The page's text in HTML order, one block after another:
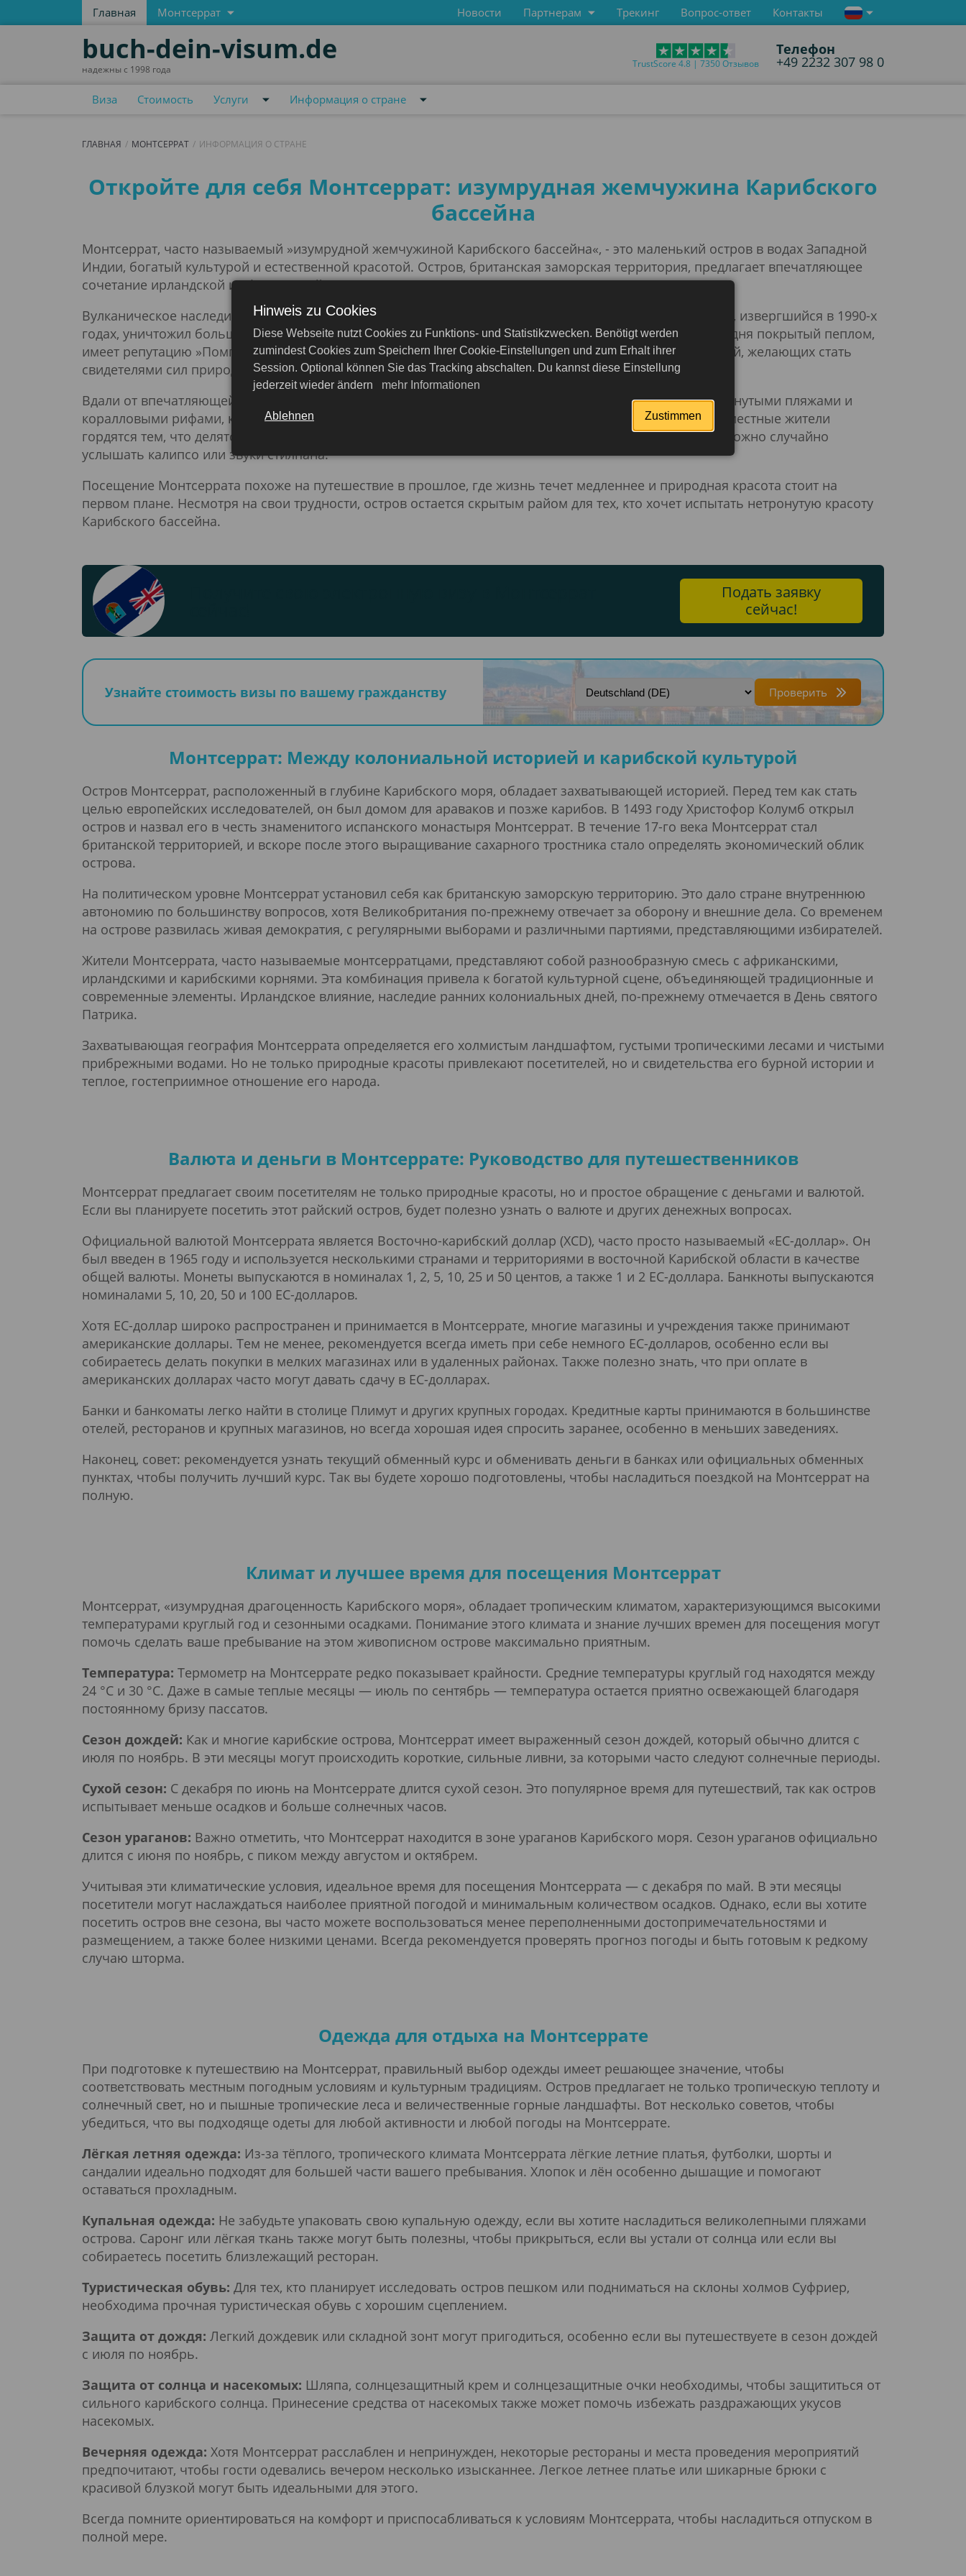
Главная Монтсеррат Новости Партнерам Трекинг Вопрос-ответ Контакты
buch-dein-visum.de
надежны с 1998 года TrustScore 4.8 | 7350 Отзывов
Телефон
+49 2232 307 98 0
Виза Стоимость Услуги Информация о стране
ГЛАВНАЯ МОНТСЕРРАТ ИНФОРМАЦИЯ О СТРАНЕ
Информация о стране
Откройте для себя Монтсеррат: изумрудная жемчужина Карибского
бассейна
Монтсеррат, часто называемый »изумрудной жемчужиной Карибского бассейна«, - это маленький остров в водах Западной
Индии, богатый культурой и естественной красотой. Остров, британская заморская территория, предлагает впечатляющее
сочетание ирландской и африканской культур, которое отражается в его музыке, танцах и праздниках.
Вулканическое наследие Монтсеррата - это как его корона, так и его проклятие. Вулкан Суфриер Хиллс, извергшийся в 1990-х
годах, уничтожил большую часть южного региона, включая бывшую столицу Плимут. Этот город, сегодня покрытый пеплом,
имеет репутацию »Помпеев Карибского бассейна« и предлагает впечатляющую кулису для посетителей, желающих стать
свидетелями сил природы.
Вдали от впечатляющей вулканической сцены Монтсеррат, однако, богат тропическими лесами, нетронутыми пляжами и
коралловыми рифами, которые предлагают множество видов водных видов спорта. Теплосердечные местные жители
гордятся тем, что делятся своей культурой и историей с посетителями, и не редкость, что на острове можно случайно
услышать калипсо или звуки стилпана.
Посещение Монтсеррата похоже на путешествие в прошлое, где жизнь течет медленнее и природная красота стоит на
первом плане. Несмотря на свои трудности, остров остается скрытым райом для тех, кто хочет испытать нетронутую красоту
Карибского бассейна.
Подать заявку
сейчас!
Узнайте стоимость визы по вашему гражданству Проверить
Монтсеррат: Между колониальной историей и карибской культурой
Остров Монтсеррат, расположенный в глубине Карибского моря, обладает захватывающей историей. Перед тем как стать
целью европейских исследователей, он был домом для араваков и позже карибов. В 1493 году Христофор Колумб открыл
остров и назвал его в честь знаменитого испанского монастыря Монтсеррат. В течение 17-го века Монтсеррат стал
британской территорией, и вскоре после этого выращивание сахарного тростника стало определять экономический облик
острова.
На политическом уровне Монтсеррат установил себя как британскую заморскую территорию. Это дало стране внутреннюю
автономию по большинству вопросов, хотя Великобритания по-прежнему отвечает за оборону и внешние дела. Со временем
на острове развилась живая демократия, с регулярными выборами и различными партиями, представляющими избирателей.
Жители Монтсеррата, часто называемые монтсерратцами, представляют собой разнообразную смесь с африканскими,
ирландскими и карибскими корнями. Эта комбинация привела к богатой культурной сцене, объединяющей традиционные и
современные элементы. Ирландское влияние, наследие ранних колониальных дней, по-прежнему отмечается в День святого
Патрика.
Захватывающая география Монтсеррата определяется его холмистым ландшафтом, густыми тропическими лесами и чистыми
прибрежными водами. Но не только природные красоты привлекают посетителей, но и свидетельства его бурной истории и
теплое, гостеприимное отношение его народа.
Валюта и деньги в Монтсеррате: Руководство для путешественников
Монтсеррат предлагает своим посетителям не только природные красоты, но и простое обращение с деньгами и валютой.
Если вы планируете посетить этот райский остров, будет полезно узнать о валюте и других денежных вопросах.
Официальной валютой Монтсеррата является Восточно-карибский доллар (XCD), часто просто называемый «EC-доллар». Он
был введен в 1965 году и используется несколькими странами и территориями в восточной Карибской области в качестве
общей валюты. Монеты выпускаются в номиналах 1, 2, 5, 10, 25 и 50 центов, а также 1 и 2 EC-доллара. Банкноты выпускаются
номиналами 5, 10, 20, 50 и 100 EC-долларов.
Хотя EC-доллар широко распространен и принимается в Монтсеррате, многие магазины и учреждения также принимают
американские доллары. Тем не менее, рекомендуется всегда иметь при себе немного EC-долларов, особенно если вы
собираетесь делать покупки в мелких магазинах или в удаленных районах. Также полезно знать, что при оплате в
американских долларах часто могут давать сдачу в EC-долларах.
Банки и банкоматы легко найти в столице Плимут и других крупных городах. Кредитные карты принимаются в большинстве
отелей, ресторанов и крупных магазинов, но всегда хорошая идея спросить заранее, особенно в меньших заведениях.
Наконец, совет: рекомендуется узнать текущий обменный курс и обменивать деньги в банках или официальных обменных
пунктах, чтобы получить лучший курс. Так вы будете хорошо подготовлены, чтобы насладиться поездкой на Монтсеррат на
полную.
Климат и лучшее время для посещения Монтсеррат
Монтсеррат, «изумрудная драгоценность Карибского моря», обладает тропическим климатом, характеризующимся высокими
температурами круглый год и сезонными осадками. Понимание этого климата и знание лучших времен для посещения могут
помочь сделать ваше пребывание на этом живописном острове максимально приятным.
Температура: Термометр на Монтсеррате редко показывает крайности. Средние температуры круглый год находятся между
24 °C и 30 °C. Даже в самые теплые месяцы — июль по сентябрь — температура остается приятно освежающей благодаря
постоянному бризу пассатов.
Сезон дождей: Как и многие карибские острова, Монтсеррат имеет выраженный сезон дождей, который обычно длится с
июля по ноябрь. В эти месяцы могут происходить короткие, сильные ливни, за которыми часто следуют солнечные периоды.
Сухой сезон: С декабря по июнь на Монтсеррате длится сухой сезон. Это популярное время для путешествий, так как остров
испытывает меньше осадков и больше солнечных часов.
Сезон ураганов: Важно отметить, что Монтсеррат находится в зоне ураганов Карибского моря. Сезон ураганов официально
длится с июня по ноябрь, с пиком между августом и октябрем.
Учитывая эти климатические условия, идеальное время для посещения Монтсеррата — с декабря по май. В эти месяцы
посетители могут наслаждаться наиболее приятной погодой и минимальным количеством осадков. Однако, если вы хотите
посетить остров вне сезона, вы часто можете воспользоваться менее переполненными достопримечательностями и
размещением, а также более низкими ценами. Всегда рекомендуется проверять прогноз погоды и быть готовым к редкому
случаю шторма.
Одежда для отдыха на Монтсеррате
При подготовке к путешествию на Монтсеррат, правильный выбор одежды имеет решающее значение, чтобы
соответствовать местным погодным условиям и культурным традициям. Остров предлагает не только тропическую теплоту и
солнечный свет, но и пышные тропические леса и величественные горные ландшафты. Вот несколько советов, чтобы
убедиться, что вы подходяще одеты для любой активности и любой погоды на Монтсеррате.
Лёгкая летняя одежда: Из-за тёплого, тропического климата Монтсеррата лёгкие летние платья, футболки, шорты и
сандалии идеально подходят для большей части вашего пребывания. Хлопок и лён особенно дышащие и помогают
оставаться прохладным.
Купальная одежда: Не забудьте упаковать свою купальную одежду, если вы хотите насладиться великолепными пляжами
острова. Саронг или лёгкая ткань также могут быть полезны, чтобы прикрыться, если вы устали от солнца или если вы
собираетесь посетить близлежащий ресторан.
Туристическая обувь: Для тех, кто планирует исследовать остров пешком или подниматься на склоны холмов Суфриер,
необходима прочная туристическая обувь с хорошим сцеплением.
Защита от дождя: Легкий дождевик или складной зонт могут пригодиться, особенно если вы путешествуете в сезон дождей
с июля по ноябрь.
Защита от солнца и насекомых: Шляпа, солнцезащитный крем и солнцезащитные очки необходимы, чтобы защититься от
сильного карибского солнца. Принесение средства от насекомых также может помочь избежать раздражающих укусов
насекомых.
Вечерняя одежда: Хотя Монтсеррат расслаблен и непринужден, некоторые рестораны и места проведения мероприятий
предпочитают, чтобы гости одевались вечером несколько изысканнее. Легкое летнее платье или шикарные брюки с
красивой блузкой могут быть идеальными для этого.
Всегда помните ориентироваться на комфорт и приспосабливаться к условиям Монтсеррата, чтобы насладиться отпуском в
полной мере.
Hinweis zu Cookies
Diese Webseite nutzt Cookies zu Funktions- und Statistikzwecken. Benötigt werden
zumindest Cookies zum Speichern Ihrer Cookie-Einstellungen und zum Erhalt ihrer
Session. Optional können Sie das Tracking abschalten. Du kannst diese Einstellung
jederzeit wieder ändern
mehr Informationen
Ablehnen Zustimmen